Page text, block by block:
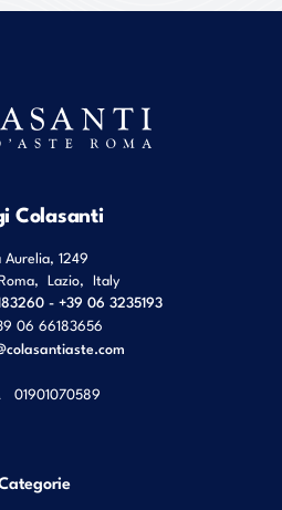
Colasanti
Aurelia, 1249
, Lazio, Italy
- +39 06 3235193
06 66183656
01901070589